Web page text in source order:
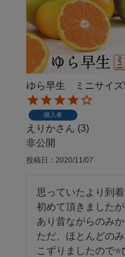
ゆら早生 ミニサイズ
購入者
えりか
3
非公開
投稿日 2020/11/07
思っていたより到着
初めて頂きました
あり昔ながらのみ
ただ、ほとんどの
こずりましたので